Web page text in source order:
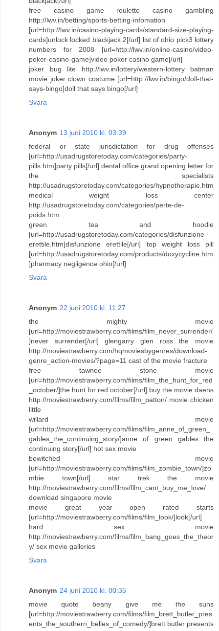
free casino game roulette casino gambling
http://lwv.in/betting/sports-betting-infomation
[url=http://lwv.in/casino-playing-cards/standard-size-playing-
cards]unlock locked blackjack 2[/url] list of ohio pick3 lottery
numbers for 2008 [url=http://lwv.in/online-casino/video-
poker-casino-game]video poker casino game[/url]
joker bug lite http://lwv.in/lottery/western-lottery batman
movie joker clown costume [url=http://lwv.in/bingo/doll-that-
says-bingo]doll that says bingo[/url]
Svara
Anonym 13 juni 2010 kl. 03:39
federal or state jurisdictation for drug offenses
[url=http://usadrugstoretoday.com/categories/party-
pills.htm]party pills[/url] dental office grand opening letter for
the specialists
http://usadrugstoretoday.com/categories/hypnotherapie.htm
medical weight loss center
http://usadrugstoretoday.com/categories/perte-de-
poids.htm
green tea and hoodie
[url=http://usadrugstoretoday.com/categories/disfunzione-
erettile.htm]disfunzione erettile[/url] top weight loss pill
[url=http://usadrugstoretoday.com/products/doxycycline.htm
]pharmacy negligence ohio[/url]
Svara
Anonym 22 juni 2010 kl. 11:27
the mighty movie
[url=http://moviestrawberry.com/films/film_never_surrender/
]never surrender[/url] glengarry glen ross the movie
http://moviestrawberry.com/hqmoviesbygenres/download-
genre_action-movies/?page=11 cast of the movie fracture
free tawnee stone movie
[url=http://moviestrawberry.com/films/film_the_hunt_for_red
_october/]the hunt for red october[/url] buy the movie daens
http://moviestrawberry.com/films/film_patton/ movie chicken
little
willard movie
[url=http://moviestrawberry.com/films/film_anne_of_green_
gables_the_continuing_story/]anne of green gables the
continuing story[/url] hot sex movie
bewitched movie
[url=http://moviestrawberry.com/films/film_zombie_town/]zo
mbie town[/url] star trek the movie
http://moviestrawberry.com/films/film_cant_buy_me_love/
download singapore movie
movie great year open rated starts
[url=http://moviestrawberry.com/films/film_look/]look[/url]
hard sex movie
http://moviestrawberry.com/films/film_bang_goes_the_theor
y/ sex movie galleries
Svara
Anonym 24 juni 2010 kl. 00:35
movie quote beany give me the suns
[url=http://moviestrawberry.com/films/film_brett_butler_pres
ents_the_southern_belles_of_comedy/]brett butler presents